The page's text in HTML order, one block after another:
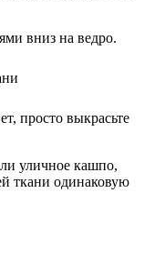
вниз на ведро.
просто выкрасьте
уличное кашпо,
ткани одинаковую